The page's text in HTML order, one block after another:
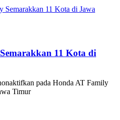
11 Kota di
pada Honda AT Family
Timur